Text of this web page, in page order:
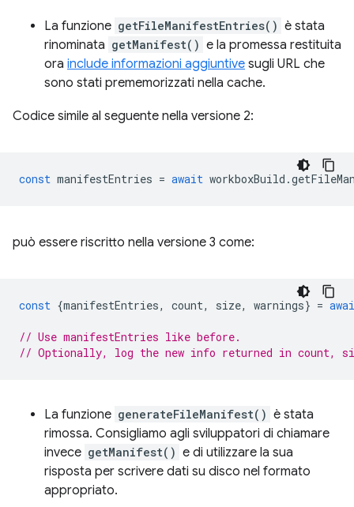
La funzione getFileManifestEntries() è stata
rinominata getManifest() e la promessa restituita
ora include informazioni aggiuntive sugli URL che
sono stati prememorizzati nella cache.
Codice simile al seguente nella versione 2:
const manifestEntries = await workboxBuild .
può essere riscritto nella versione 3 come:
const {manifestEntries, count, size, warnings} =
// Use manifestEntries like before.
// Optionally, log the new info returned in count,
La funzione generateFileManifest() è stata
rimossa. Consigliamo agli sviluppatori di chiamare
invece getManifest() e di utilizzare la sua
risposta per scrivere dati su disco nel formato
appropriato.